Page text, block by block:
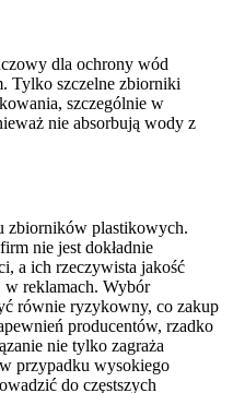
dla ochrony wód
Tylko szczelne zbiorniki
szczególnie w
nie absorbują wody z
zbiorników plastikowych.
nie jest dokładnie
a ich rzeczywista jakość
w reklamach. Wybór
równie ryzykowny, co zakup
producentów, rzadko
nie tylko zagraża
przypadku wysokiego
do częstszych